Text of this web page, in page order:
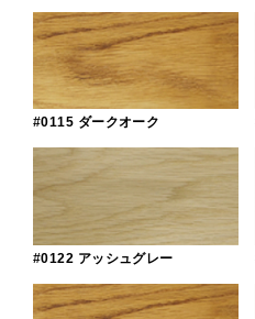
#0115 ダークオーク
#0122 アッシュグレー